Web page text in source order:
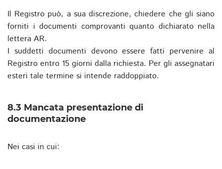
Il Registro può, a sua discrezione, chiedere che gli siano
forniti i documenti comprovanti quanto dichiarato nella
lettera AR.
I suddetti documenti devono essere fatti pervenire al
Registro entro 15 giorni dalla richiesta. Per gli assegnatari
esteri tale termine si intende raddoppiato.
8.3 Mancata presentazione di
documentazione
Nei casi in cui: